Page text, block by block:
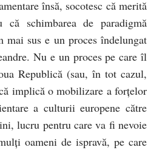
însă, socotesc că merită
că schimbarea de paradigmă
mai sus e un proces îndelungat
Nu e un proces pe care îl
Republică (sau, în tot cazul,
implică o mobilizare a forțelor
a culturii europene către
lucru pentru care va fi nevoie
oameni de ispravă, pe care